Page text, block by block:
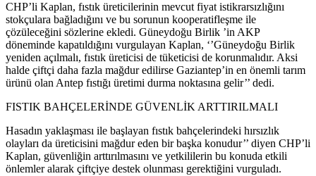
CHP’li Kaplan, fıstık üreticilerinin mevcut fiyat istikrarsızlığını
stokçulara bağladığını ve bu sorunun kooperatifleşme ile
çözüleceğini sözlerine ekledi. Güneydoğu Birlik ’in AKP
döneminde kapatıldığını vurgulayan Kaplan, ‘’Güneydoğu Birlik
yeniden açılmalı, fıstık üreticisi de tüketicisi de korunmalıdır. Aksi
halde çiftçi daha fazla mağdur edilirse Gaziantep’in en önemli tarım
ürünü olan Antep fıstığı üretimi durma noktasına gelir’’ dedi.
FISTIK BAHÇELERİNDE GÜVENLİK ARTTIRILMALI
Hasadın yaklaşması ile başlayan fıstık bahçelerindeki hırsızlık
olayları da üreticisini mağdur eden bir başka konudur’’ diyen CHP’li
Kaplan, güvenliğin arttırılmasını ve yetkililerin bu konuda etkili
önlemler alarak çiftçiye destek olunması gerektiğini vurguladı.